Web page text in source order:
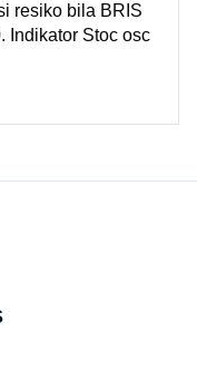
resiko bila BRIS
Indikator Stoc osc